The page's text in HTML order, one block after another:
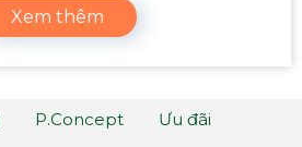
Xem thêm
P.Concept
Ưu đãi